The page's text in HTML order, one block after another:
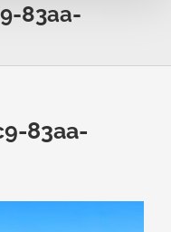
83aa-
83aa-